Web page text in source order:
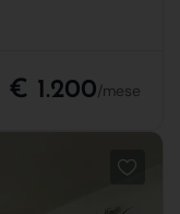
€ 1.200/mese